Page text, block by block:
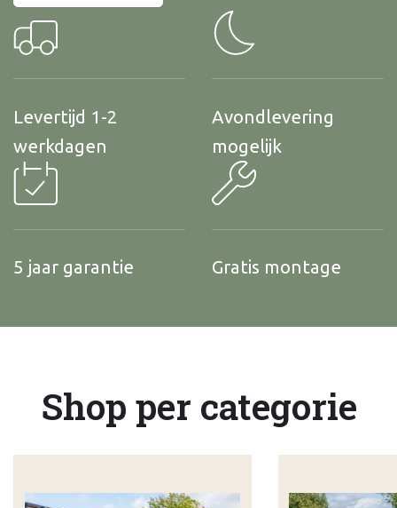
Levertijd 1-2
werkdagen
Avondlevering
mogelijk
5 jaar garantie Gratis montage
Shop per categorie